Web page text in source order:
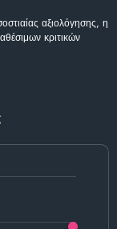
αξιολόγησης, η
κριτικών